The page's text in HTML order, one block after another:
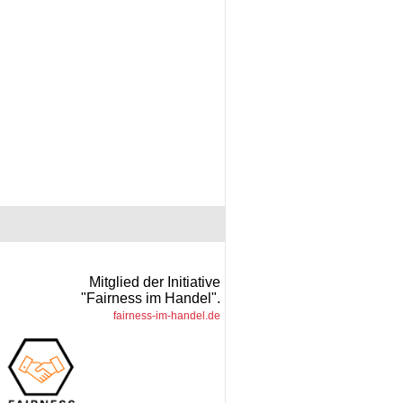
Mitglied der Initiative
"Fairness im Handel".
fairness-im-handel.de